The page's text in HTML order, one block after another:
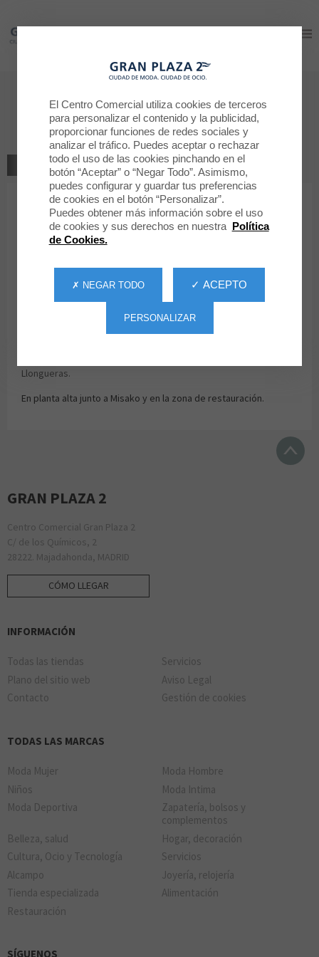
Gran Plaza 2
Aseos caballeros y señoras
Servicio
TODOS LOS SERVICIOS
Aseos caballeros y
señoras
En Gran Plaza 2 tienes a tu disposición aseos en varios puntos
de las dos plantas del centro.
Llongueras.
En planta alta junto a Misako y en la zona de restauración.
GRAN PLAZA 2
Centro Comercial Gran Plaza 2
C/ de los Químicos, 2
28222. Majadahonda, MADRID
CÓMO LLEGAR
INFORMACIÓN
Todas las tiendas
Servicios
Plano del sitio web
Aviso Legal
Contacto
Gestión de cookies
TODAS LAS MARCAS
Moda Mujer
Moda Hombre
Niños
Moda Intima
Moda Deportiva
Zapatería, bolsos y
complementos
Belleza, salud
Hogar, decoración
Cultura, Ocio y Tecnología
Servicios
Alcampo
Joyería, relojería
Tienda especializada
Alimentación
Restauración
SÍGUENOS
Gran Plaza 2
El Centro Comercial utiliza cookies de terceros
para personalizar el contenido y la publicidad,
proporcionar funciones de redes sociales y
analizar el tráfico. Puedes aceptar o rechazar
todo el uso de las cookies pinchando en el
botón “Aceptar” o “Negar Todo”. Asimismo,
puedes configurar y guardar tus preferencias
de cookies en el botón “Personalizar”.
Puedes obtener más información sobre el uso
de cookies y sus derechos en nuestra Política
de Cookies.
✓ ACEPTO
✗ NEGAR TODO
PERSONALIZAR